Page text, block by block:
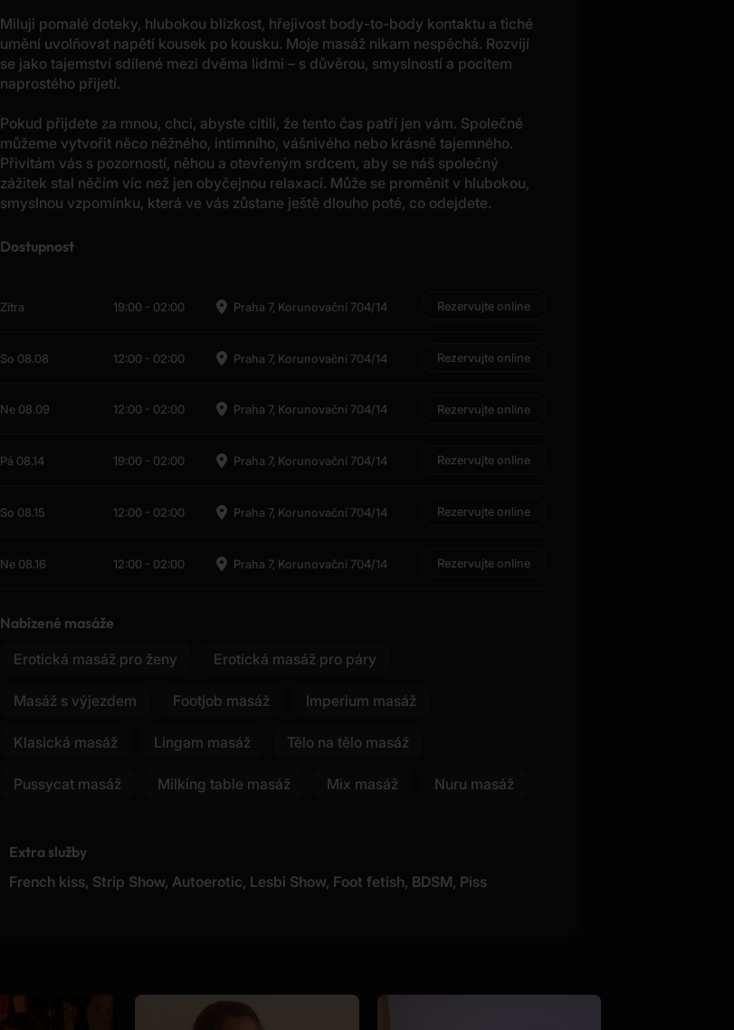
Miluji pomalé doteky, hlubokou blízkost, hřejivost body-to-body kontaktu a tiché
umění uvolňovat napětí kousek po kousku. Moje masáž nikam nespěchá. Rozvíjí
se jako tajemství sdílené mezi dvěma lidmi – s důvěrou, smyslností a pocitem
naprostého přijetí.
Pokud přijdete za mnou, chci, abyste cítili, že tento čas patří jen vám. Společně
můžeme vytvořit něco něžného, intimního, vášnivého nebo krásně tajemného.
Přivítám vás s pozorností, něhou a otevřeným srdcem, aby se náš společný
zážitek stal něčím víc než jen obyčejnou relaxací. Může se proměnit v hlubokou,
smyslnou vzpomínku, která ve vás zůstane ještě dlouho poté, co odejdete.
Dostupnost
Zítra 19:00- 02:00 Praha 7, Korunovační 704/14 Rezervujte online
So 08.08 12:00- 02:00 Praha 7, Korunovační 704/14 Rezervujte online
Ne 08.09 12:00- 02:00 Praha 7, Korunovační 704/14 Rezervujte online
Pá 08.14 19:00- 02:00 Praha 7, Korunovační 704/14 Rezervujte online
So 08.15 12:00- 02:00 Praha 7, Korunovační 704/14 Rezervujte online
Ne 08.16 12:00- 02:00 Praha 7, Korunovační 704/14 Rezervujte online
Nabízené masáže
Erotická masáž pro ženy
Erotická masáž pro páry
Masáž s výjezdem Footjob masáž Imperium masáž
Klasická masáž Lingam masáž Tělo na tělo masáž
Pussycat masáž Milking table masáž Mix masáž Nuru masáž
Extra služby
French kiss, Strip Show, Autoerotic, Lesbi Show, Foot fetish, BDSM, Piss